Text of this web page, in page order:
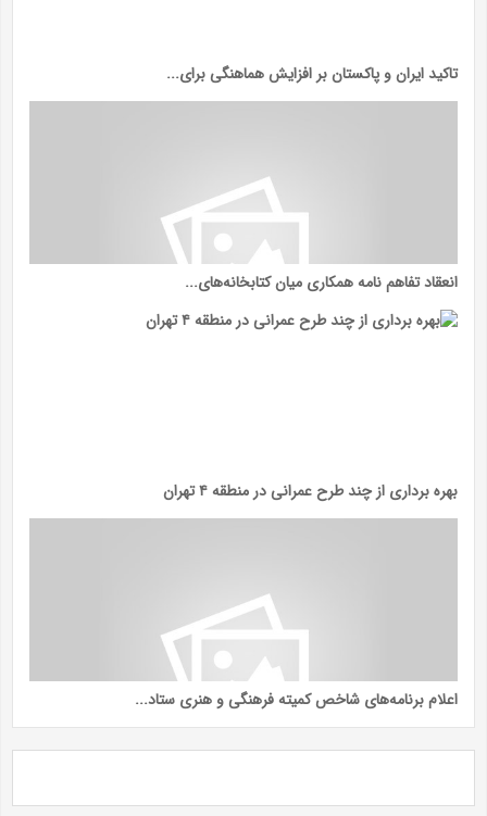
تاکید ایران و پاکستان بر افزایش هماهنگی برای...
انعقاد تفاهم نامه همکاری میان کتابخانه‌های...
بهره برداری از چند طرح عمرانی در منطقه ۴ تهران
اعلام برنامه‌های شاخص کمیته فرهنگی و هنری ستاد...